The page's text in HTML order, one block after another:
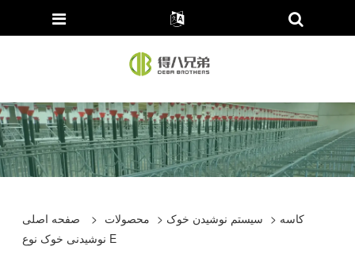
صفحه اصلی > محصولات > سیستم نوشیدن خوک > کاسه
نوشیدنی خوک نوع E